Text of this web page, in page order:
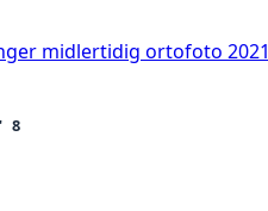
midlertidig ortofoto 2021
8